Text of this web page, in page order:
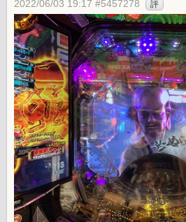
2022/06/03 19:17 #5457278 評